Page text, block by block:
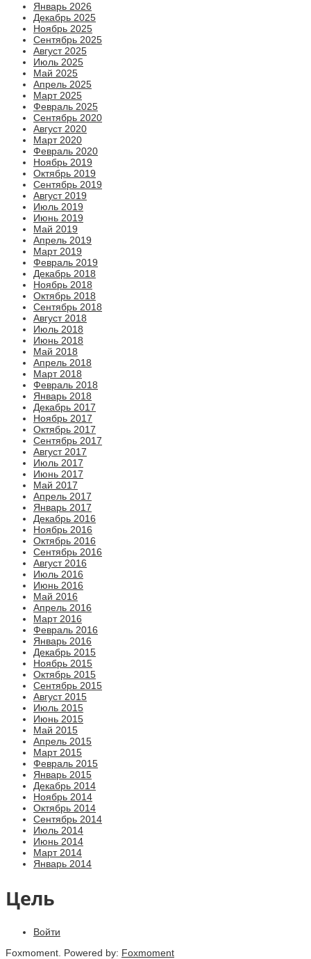
Январь 2026
Декабрь 2025
Ноябрь 2025
Сентябрь 2025
Август 2025
Июль 2025
Май 2025
Апрель 2025
Март 2025
Февраль 2025
Сентябрь 2020
Август 2020
Март 2020
Февраль 2020
Ноябрь 2019
Октябрь 2019
Сентябрь 2019
Август 2019
Июль 2019
Июнь 2019
Май 2019
Апрель 2019
Март 2019
Февраль 2019
Декабрь 2018
Ноябрь 2018
Октябрь 2018
Сентябрь 2018
Август 2018
Июль 2018
Июнь 2018
Май 2018
Апрель 2018
Март 2018
Февраль 2018
Январь 2018
Декабрь 2017
Ноябрь 2017
Октябрь 2017
Сентябрь 2017
Август 2017
Июль 2017
Июнь 2017
Май 2017
Апрель 2017
Январь 2017
Декабрь 2016
Ноябрь 2016
Октябрь 2016
Сентябрь 2016
Август 2016
Июль 2016
Июнь 2016
Май 2016
Апрель 2016
Март 2016
Февраль 2016
Январь 2016
Декабрь 2015
Ноябрь 2015
Октябрь 2015
Сентябрь 2015
Август 2015
Июль 2015
Июнь 2015
Май 2015
Апрель 2015
Март 2015
Февраль 2015
Январь 2015
Декабрь 2014
Ноябрь 2014
Октябрь 2014
Сентябрь 2014
Июль 2014
Июнь 2014
Март 2014
Январь 2014
Цель
Войти
Foxmoment. Powered by: Foxmoment